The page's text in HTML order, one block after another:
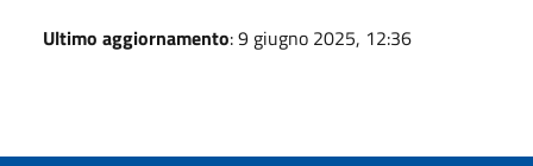
Ultimo aggiornamento: 9 giugno 2025, 12:36